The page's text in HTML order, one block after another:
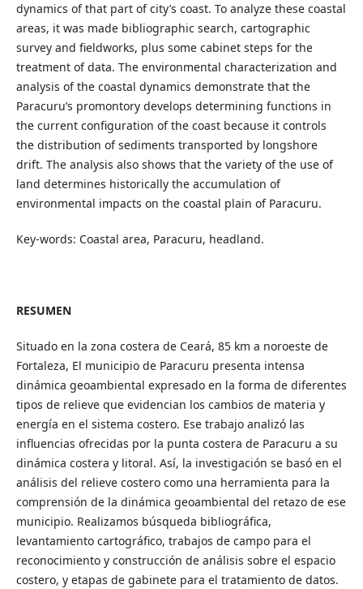
dynamics of that part of city’s coast. To analyze these coastal
areas, it was made bibliographic search, cartographic
survey and fieldworks, plus some cabinet steps for the
treatment of data. The environmental characterization and
analysis of the coastal dynamics demonstrate that the
Paracuru’s promontory develops determining functions in
the current configuration of the coast because it controls
the distribution of sediments transported by longshore
drift. The analysis also shows that the variety of the use of
land determines historically the accumulation of
environmental impacts on the coastal plain of Paracuru.
Key-words: Coastal area, Paracuru, headland.
RESUMEN
Situado en la zona costera de Ceará, 85 km a noroeste de
Fortaleza, El municipio de Paracuru presenta intensa
dinámica geoambiental expresado en la forma de diferentes
tipos de relieve que evidencian los cambios de materia y
energía en el sistema costero. Ese trabajo analizó las
influencias ofrecidas por la punta costera de Paracuru a su
dinámica costera y litoral. Así, la investigación se basó en el
análisis del relieve costero como una herramienta para la
comprensión de la dinámica geoambiental del retazo de ese
municipio. Realizamos búsqueda bibliográfica,
levantamiento cartográfico, trabajos de campo para el
reconocimiento y construcción de análisis sobre el espacio
costero, y etapas de gabinete para el tratamiento de datos.